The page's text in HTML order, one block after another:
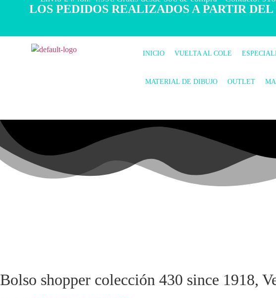
LOS PEDIDOS REALIZADOS A PARTIR
INICIO VUELTA AL COLE
MATERIAL DE DIBUJO OUTLET
Bolso shopper colección 430 since 1918,